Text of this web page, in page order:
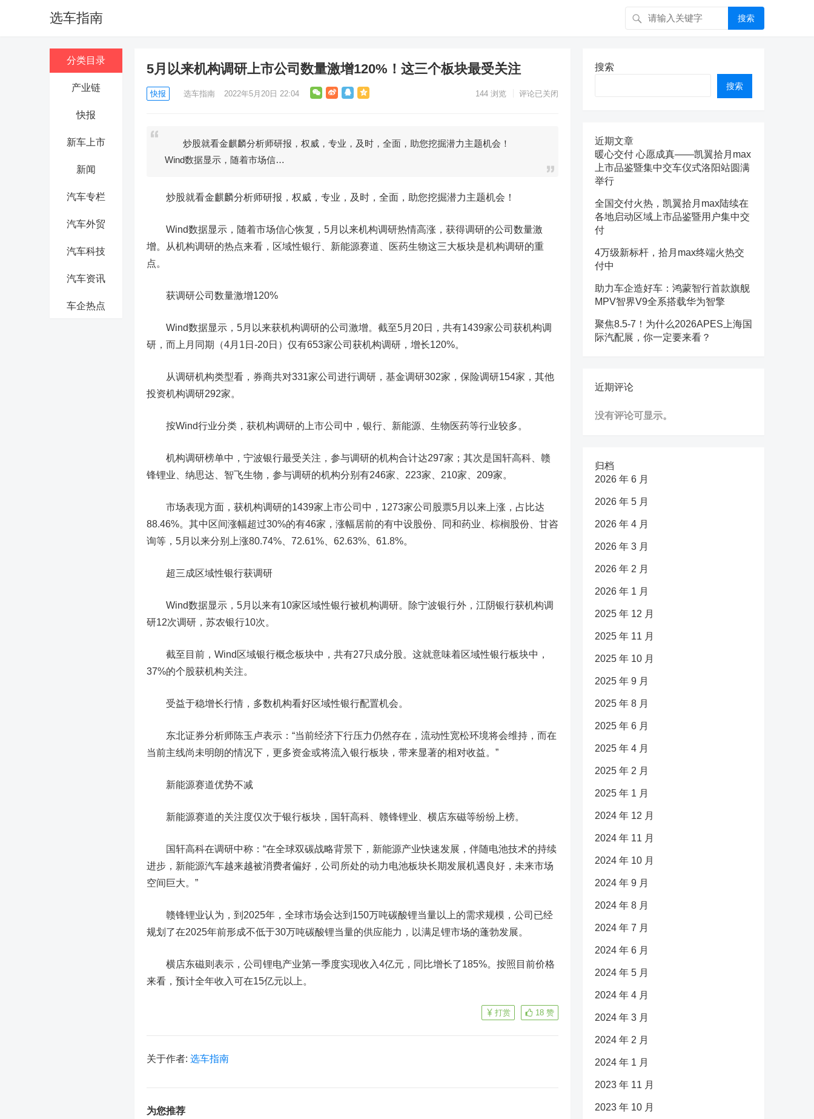
选车指南 搜索
分类目录
产业链
快报
新车上市
新闻
汽车专栏
汽车外贸
汽车科技
汽车资讯
车企热点
5月以来机构调研上市公司数量激增120%！这三个板块最受关注
快报 选车指南 2022年5月20日 22:04 144 浏览 评论已关闭
炒股就看金麒麟分析师研报，权威，专业，及时，全面，助您挖掘潜力主题机会！
Wind数据显示，随着市场信…
炒股就看金麒麟分析师研报，权威，专业，及时，全面，助您挖掘潜力主题机会！
Wind数据显示，随着市场信心恢复，5月以来机构调研热情高涨，获得调研的公司数量激
增。从机构调研的热点来看，区域性银行、新能源赛道、医药生物这三大板块是机构调研的重
点。
获调研公司数量激增120%
Wind数据显示，5月以来获机构调研的公司激增。截至5月20日，共有1439家公司获机构调
研，而上月同期（4月1日-20日）仅有653家公司获机构调研，增长120%。
从调研机构类型看，券商共对331家公司进行调研，基金调研302家，保险调研154家，其他
投资机构调研292家。
按Wind行业分类，获机构调研的上市公司中，银行、新能源、生物医药等行业较多。
机构调研榜单中， 宁波银行最受关注，参与调研的机构合计达297家；其次是国轩高科
赣
锋锂业
纳思达 智飞生物 ，参与调研的机构分别有246家、223家、210家、209家。
市场表现方面，获机构调研的1439家上市公司中，1273家公司股票5月以来上涨，占比达
88.46%。其中区间涨幅超过30%的有46家，涨幅居前的有中设股份 同和药业 棕榈股份
甘咨
询等，5月以来分别上涨80.74%、72.61%、62.63%、61.8%。
超三成区域性银行获调研
Wind数据显示， 5月以来有10家区域性银行被机构调研。 除宁波银行外， 江阴银行获机构调
研12次调研， 苏农银行10次。
截至目前，Wind区域银行概念板块中，共有27只成分股。这就意味着区域性银行板块中，
37%的个股获机构关注。
受益于稳增长行情，多数机构看好区域性银行配置机会。
东北证券分析师陈玉卢表示：“当前经济下行压力仍然存在，流动性宽松环境将会维持，而在
当前主线尚未明朗的情况下，更多资金或将流入银行板块，带来显著的相对收益。”
新能源赛道优势不减
新能源赛道的关注度仅次于银行板块，国轩高科、赣锋锂业、 横店东磁等纷纷上榜。
国轩高科在调研中称：“在全球双碳战略背景下，新能源产业快速发展，伴随电池技术的持续
进步，新能源汽车越来越被消费者偏好，公司所处的动力电池板块长期发展机遇良好，未来市场
空间巨大。”
赣锋锂业认为，到2025年，全球市场会达到150万吨碳酸锂当量以上的需求规模，公司已经
规划了在2025年前形成不低于30万吨碳酸锂当量的供应能力，以满足锂市场的蓬勃发展。
横店东磁则表示，公司锂电产业第一季度实现收入4亿元，同比增长了185%。按照目前价格
来看，预计全年收入可在15亿元以上。
18 赞
打赏
关于作者: 选车指南
为您推荐
搜索
搜索
近期文章
暖心交付 心愿成真——凯翼拾月max
上市品鉴暨集中交车仪式洛阳站圆满
举行
全国交付火热，凯翼拾月max陆续在
各地启动区域上市品鉴暨用户集中交
付
4万级新标杆，拾月max终端火热交
付中
助力车企造好车：鸿蒙智行首款旗舰
MPV智界V9全系搭载华为智擎
聚焦8.5-7！为什么2026APES上海国
际汽配展，你一定要来看？
近期评论
没有评论可显示。
归档
2026 年 6 月
2026 年 5 月
2026 年 4 月
2026 年 3 月
2026 年 2 月
2026 年 1 月
2025 年 12 月
2025 年 11 月
2025 年 10 月
2025 年 9 月
2025 年 8 月
2025 年 6 月
2025 年 4 月
2025 年 2 月
2025 年 1 月
2024 年 12 月
2024 年 11 月
2024 年 10 月
2024 年 9 月
2024 年 8 月
2024 年 7 月
2024 年 6 月
2024 年 5 月
2024 年 4 月
2024 年 3 月
2024 年 2 月
2024 年 1 月
2023 年 11 月
2023 年 10 月